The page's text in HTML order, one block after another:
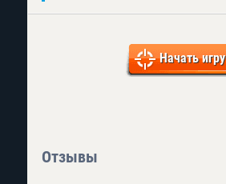
Начать игру
Отзывы